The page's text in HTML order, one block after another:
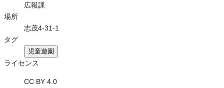
広報課
場所
志茂4-31-1
タグ
児童遊園
ライセンス
CC BY 4.0